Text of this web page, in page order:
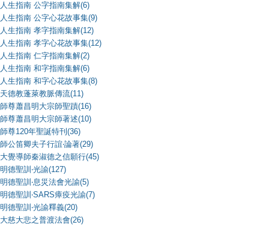
人生指南 公字指南集解(6)
人生指南 公字心花故事集(9)
人生指南 孝字指南集解(12)
人生指南 孝字心花故事集(12)
人生指南 仁字指南集解(2)
人生指南 和字指南集解(6)
人生指南 和字心花故事集(8)
天德教蓬萊教脈傳流(11)
師尊蕭昌明大宗師聖蹟(16)
師尊蕭昌明大宗師著述(10)
師尊120年聖誕特刊(36)
師公笛卿夫子行誼‧論著(29)
大覺導師秦淑德之信願行(45)
明德聖訓‧光諭(127)
明德聖訓‧息災法會光諭(5)
明德聖訓‧SARS瘴疫光諭(7)
明德聖訓‧光諭釋義(20)
大慈大悲之普渡法會(26)